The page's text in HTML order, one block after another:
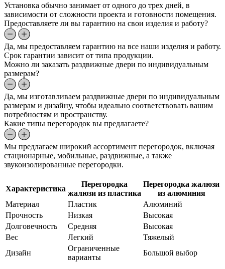
Установка обычно занимает от одного до трех дней, в
зависимости от сложности проекта и готовности помещения.
Предоставляете ли вы гарантию на свои изделия и работу?
Да, мы предоставляем гарантию на все наши изделия и работу.
Срок гарантии зависит от типа продукции.
Можно ли заказать раздвижные двери по индивидуальным
размерам?
Да, мы изготавливаем раздвижные двери по индивидуальным
размерам и дизайну, чтобы идеально соответствовать вашим
потребностям и пространству.
Какие типы перегородок вы предлагаете?
Мы предлагаем широкий ассортимент перегородок, включая
стационарные, мобильные, раздвижные, а также
звукоизолированные перегородки.
Характеристика
Перегородка
жалюзи из пластика
Перегородка жалюзи
из алюминия
Материал
Пластик
Алюминий
Прочность
Низкая
Высокая
Долговечность
Средняя
Высокая
Вес
Легкий
Тяжелый
Дизайн
Ограниченные
варианты
Большой выбор